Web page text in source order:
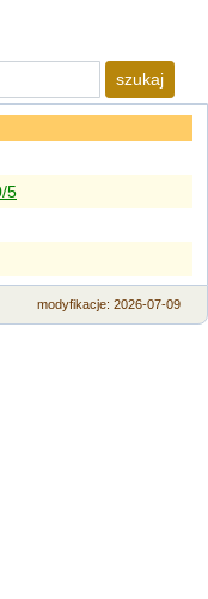
szukaj
5
modyfikacje: 2026-07-09